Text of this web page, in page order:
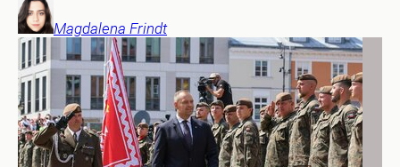
Magdalena Frindt